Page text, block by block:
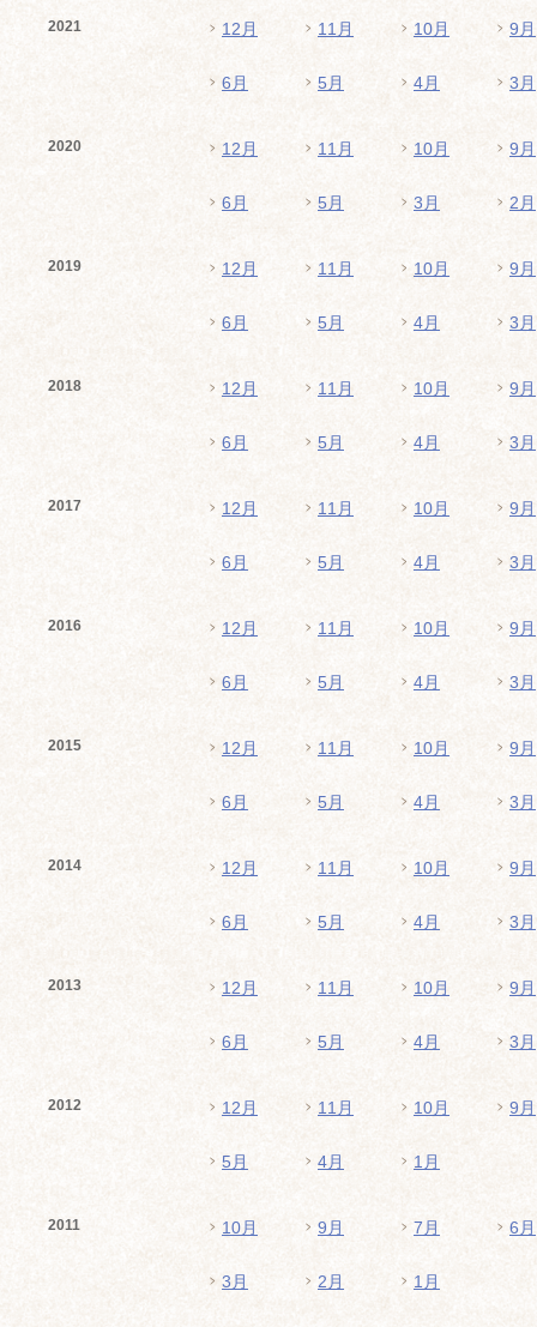
2021 12月 11月 10月 9月
6月 5月 4月 3月
2020 12月 11月 10月 9月
6月 5月 3月 2月
2019 12月 11月 10月 9月
6月 5月 4月 3月
2018 12月 11月 10月 9月
6月 5月 4月 3月
2017 12月 11月 10月 9月
6月 5月 4月 3月
2016 12月 11月 10月 9月
6月 5月 4月 3月
2015 12月 11月 10月 9月
6月 5月 4月 3月
2014 12月 11月 10月 9月
6月 5月 4月 3月
2013 12月 11月 10月 9月
6月 5月 4月 3月
2012 12月 11月 10月 9月
5月 4月 1月
2011 10月 9月 7月 6月
3月 2月 1月